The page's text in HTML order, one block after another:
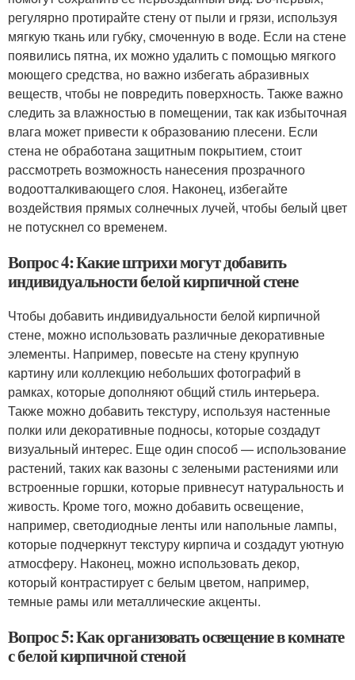
регулярно протирайте стену от пыли и грязи, используя
мягкую ткань или губку, смоченную в воде. Если на стене
появились пятна, их можно удалить с помощью мягкого
моющего средства, но важно избегать абразивных
веществ, чтобы не повредить поверхность. Также важно
следить за влажностью в помещении, так как избыточная
влага может привести к образованию плесени. Если
стена не обработана защитным покрытием, стоит
рассмотреть возможность нанесения прозрачного
водоотталкивающего слоя. Наконец, избегайте
воздействия прямых солнечных лучей, чтобы белый цвет
не потускнел со временем.
Вопрос 4: Какие штрихи могут добавить
индивидуальности белой кирпичной стене
Чтобы добавить индивидуальности белой кирпичной
стене, можно использовать различные декоративные
элементы. Например, повесьте на стену крупную
картину или коллекцию небольших фотографий в
рамках, которые дополняют общий стиль интерьера.
Также можно добавить текстуру, используя настенные
полки или декоративные подносы, которые создадут
визуальный интерес. Еще один способ — использование
растений, таких как вазоны с зелеными растениями или
встроенные горшки, которые привнесут натуральность и
живость. Кроме того, можно добавить освещение,
например, светодиодные ленты или напольные лампы,
которые подчеркнут текстуру кирпича и создадут уютную
атмосферу. Наконец, можно использовать декор,
который контрастирует с белым цветом, например,
темные рамы или металлические акценты.
Вопрос 5: Как организовать освещение в комнате
с белой кирпичной стеной